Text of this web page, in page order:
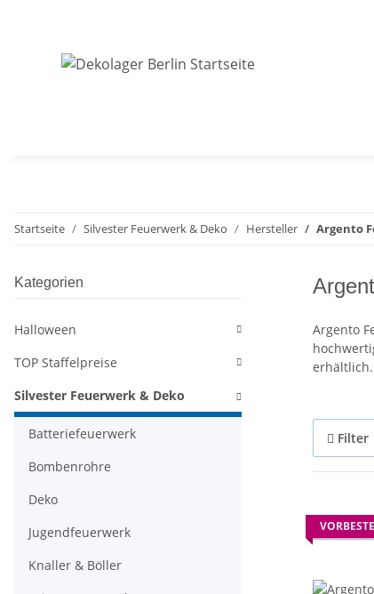
Startseite Silvester Feuerwerk & Deko Hersteller Argento
Argento
erhältlich.
Filter
Kategorien
Halloween
TOP Staffelpreise
Silvester Feuerwerk & Deko
Batteriefeuerwerk
Bombenrohre
Deko
Jugendfeuerwerk
Knaller & Böller